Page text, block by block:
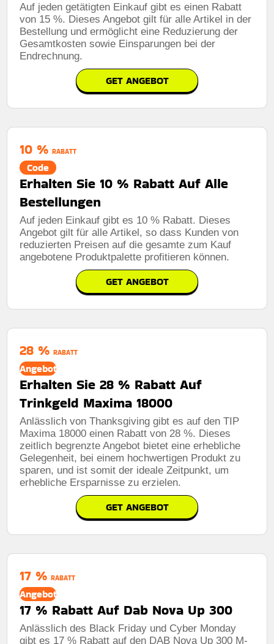
Auf jeden getätigten Einkauf gibt es einen Rabatt
von 15 %. Dieses Angebot gilt für alle Artikel in der
Bestellung und ermöglicht eine Reduzierung der
Gesamtkosten sowie Einsparungen bei der
Endrechnung.
GET ANGEBOT
10 % RABATT
Code
Erhalten Sie 10 % Rabatt Auf Alle
Bestellungen
Auf jeden Einkauf gibt es 10 % Rabatt. Dieses
Angebot gilt für alle Artikel, so dass Kunden von
reduzierten Preisen auf die gesamte zum Kauf
angebotene Produktpalette profitieren können.
GET ANGEBOT
28 % RABATT
Angebot
Erhalten Sie 28 % Rabatt Auf
Trinkgeld Maxima 18000
Anlässlich von Thanksgiving gibt es auf den TIP
Maxima 18000 einen Rabatt von 28 %. Dieses
zeitlich begrenzte Angebot bietet eine erhebliche
Gelegenheit, bei einem hochwertigen Produkt zu
sparen, und ist somit der ideale Zeitpunkt, um
erhebliche Ersparnisse zu erzielen.
GET ANGEBOT
17 % RABATT
Angebot
17 % Rabatt Auf Dab Nova Up 300
Anlässlich des Black Friday und Cyber ​​Monday
gibt es 17 % Rabatt auf den DAB Nova Up 300 M-